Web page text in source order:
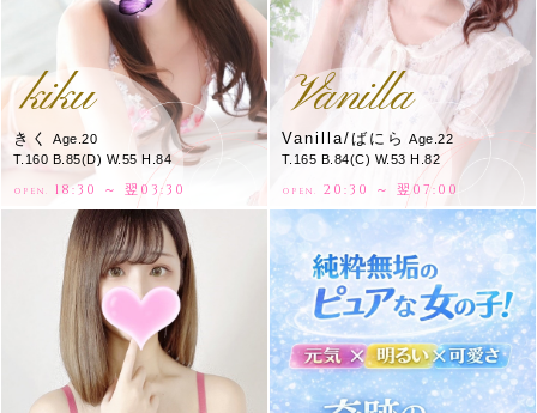
kiku
きく
Age.20
T.160 B.85(D) W.55 H.84
OPEN. 18:30 ～ 翌03:30
Vanilla
Vanilla/ばにら Age.22
T.165 B.84(C) W.53 H.82
OPEN. 20:30 ～ 翌07:00